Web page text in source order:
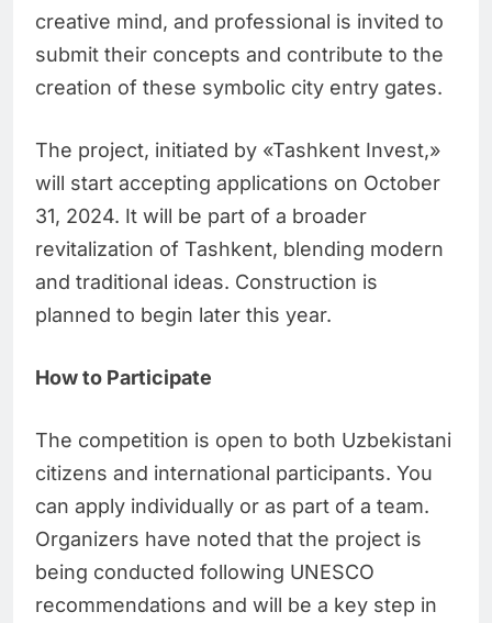
creative mind, and professional is invited to
submit their concepts and contribute to the
creation of these symbolic city entry gates.
The project, initiated by «Tashkent Invest,»
will start accepting applications on October
31, 2024. It will be part of a broader
revitalization of Tashkent, blending modern
and traditional ideas. Construction is
planned to begin later this year.
How to Participate
The competition is open to both Uzbekistani
citizens and international participants. You
can apply individually or as part of a team.
Organizers have noted that the project is
being conducted following UNESCO
recommendations and will be a key step in